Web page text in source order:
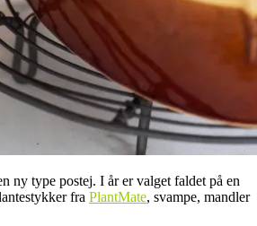
ny type postej. I år er valget faldet på en
fra PlantMate, svampe, mandler